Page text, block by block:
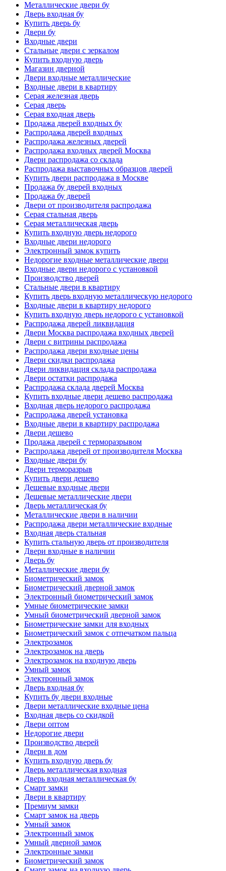
Металлические двери бу
Дверь входная бу
Купить дверь бу
Двери бу
Входные двери
Стальные двери с зеркалом
Купить входную дверь
Магазин дверной
Двери входные металлические
Входные двери в квартиру
Серая железная дверь
Серая дверь
Серая входная дверь
Продажа дверей входных бу
Распродажа дверей входных
Распродажа железных дверей
Распродажа входных дверей Москва
Двери распродажа со склада
Распродажа выставочных образцов дверей
Купить двери распродажа в Москве
Продажа бу дверей входных
Продажа бу дверей
Двери от производителя распродажа
Серая стальная дверь
Серая металлическая дверь
Купить входную дверь недорого
Входные двери недорого
Электронный замок купить
Недорогие входные металлические двери
Входные двери недорого с установкой
Производство дверей
Стальные двери в квартиру
Купить дверь входную металлическую недорого
Входные двери в квартиру недорого
Купить входную дверь недорого с установкой
Распродажа дверей ликвидация
Двери Москва распродажа входных дверей
Двери с витрины распродажа
Распродажа двери входные цены
Двери скидки распродажа
Двери ликвидация склада распродажа
Двери остатки распродажа
Распродажа склада дверей Москва
Купить входные двери дешево распродажа
Входная дверь недорого распродажа
Распродажа дверей установка
Входные двери в квартиру распродажа
Двери дешево
Продажа дверей с терморазрывом
Распродажа дверей от производителя Москва
Входные двери бу
Двери терморазрыв
Купить двери дешево
Дешевые входные двери
Дешевые металлические двери
Дверь металлическая бу
Металлические двери в наличии
Распродажа двери металлические входные
Входная дверь стальная
Купить стальную дверь от производителя
Двери входные в наличии
Дверь бу
Металлические двери бу
Биометрический замок
Биометрический дверной замок
Электронный биометрический замок
Умные биометрические замки
Умный биометрический дверной замок
Биометрические замки для входных
Биометрический замок с отпечатком пальца
Электрозамок
Электрозамок на дверь
Электрозамок на входную дверь
Умный замок
Электронный замок
Дверь входная бу
Купить бу двери входные
Двери металлические входные цена
Входная дверь со скидкой
Двери оптом
Недорогие двери
Производство дверей
Двери в дом
Купить входную дверь бу
Дверь металлическая входная
Дверь входная металлическая бу
Смарт замки
Двери в квартиру
Премиум замки
Смарт замок на дверь
Умный замок
Электронный замок
Умный дверной замок
Электронные замки
Биометрический замок